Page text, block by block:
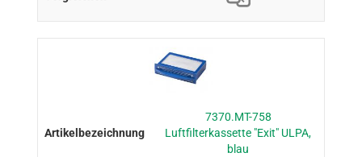
7370.MT-758
Luftfilterkassette "Exit" ULPA,
blau